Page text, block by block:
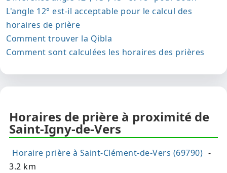
L'angle 12° est-il acceptable pour le calcul des
horaires de prière
Comment trouver la Qibla
Comment sont calculées les horaires des prières
Horaires de prière à proximité de
Saint-Igny-de-Vers
Horaire prière à Saint-Clément-de-Vers (69790) -
3.2 km